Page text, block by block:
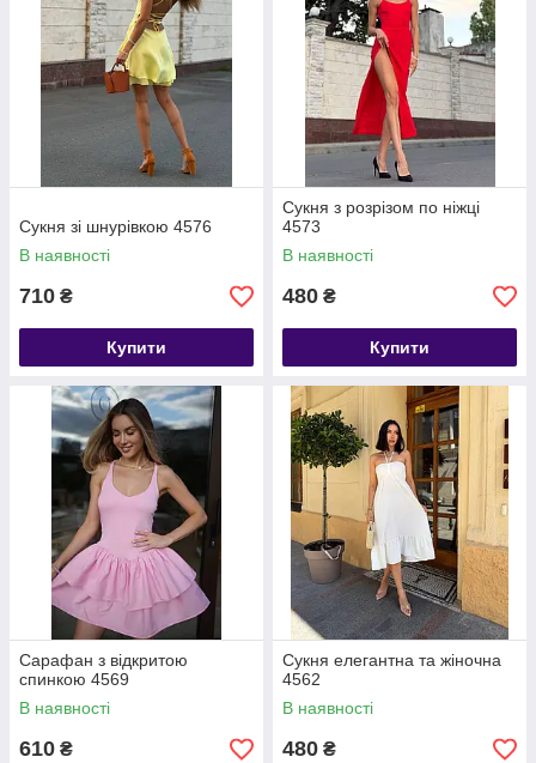
Сукня зі шнурівкою 4576
В наявності
710 ₴
Купити
Сукня з розрізом по ніжці
4573
В наявності
480 ₴
Купити
Сарафан з відкритою
спинкою 4569
В наявності
610 ₴
Сукня елегантна та жіночна
4562
В наявності
480 ₴